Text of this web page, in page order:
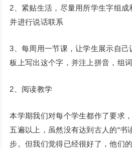
2、紧贴生活，尽量用所学生字组成
并进行说话联系
3、每周用一节课，让学生展示自
板上写出这个字，并注上拼音，组词
2、阅读教学
本学期我们对每个学生都作了要求
五遍以上，虽然没有达到古人的“书
步。但我们觉得已经很好了，他们